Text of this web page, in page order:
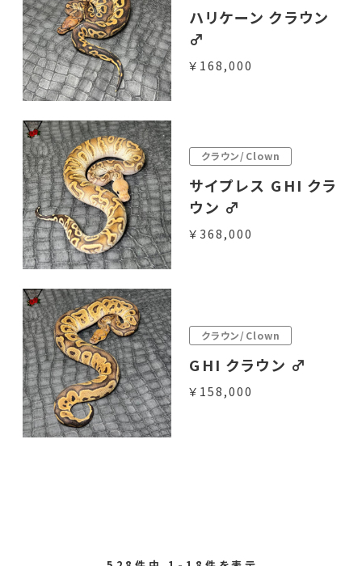
ハリケーン クラウン
♂
￥168,000
クラウン/Clown
サイプレス GHI クラ
ウン ♂
￥368,000
クラウン/Clown
GHI クラウン ♂
￥158,000